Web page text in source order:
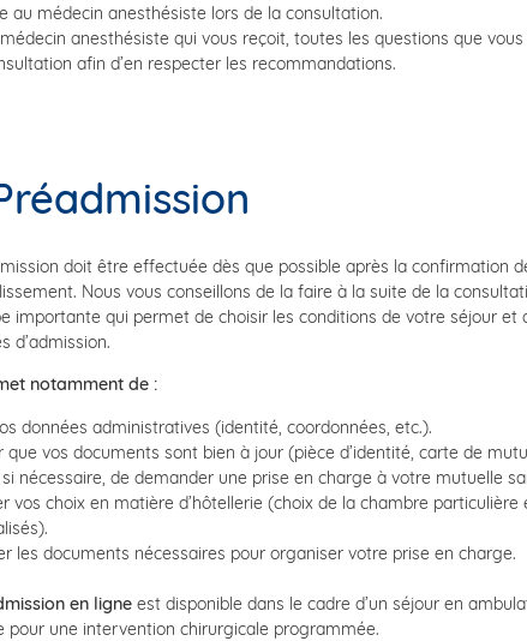
au médecin anesthésiste lors de la consultation.
anesthésiste qui vous reçoit, toutes les questions que
afin d’en respecter les recommandations.
doit être effectuée dès que possible après la confirmation
Nous vous conseillons de la faire à la suite de la
importante qui permet de choisir les conditions de votre séjour et
d’admission.
notamment de :
données administratives (identité, coordonnées, etc.).
que vos documents sont bien à jour (pièce d’identité, carte de
si nécessaire, de demander une prise en charge à votre mutuelle
vos choix en matière d’hôtellerie (choix de la chambre particulière
les documents nécessaires pour organiser votre prise en charge.
en ligne est disponible dans le cadre d’un séjour en
pour une intervention chirurgicale programmée.